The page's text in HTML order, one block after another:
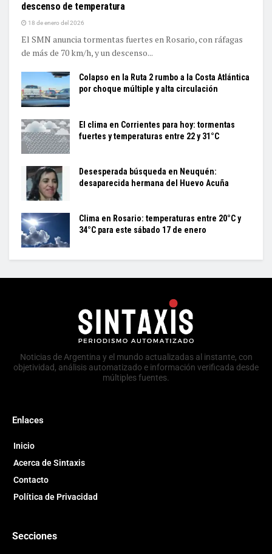
descenso de temperatura
18 de enero del 2026
El SMN anuncia tormentas fuertes en Rosario, con ráfagas
de más de 70 km/h, y un descenso...
Colapso en la Ruta 2 rumbo a la Costa Atlántica
por choque múltiple y alta circulación
El clima en Corrientes para hoy: tormentas
fuertes y temperaturas entre 22 y 31°C
Desesperada búsqueda en Neuquén:
desaparecida hermana del Huevo Acuña
Clima en Rosario: temperaturas entre 20°C y
34°C para este sábado 17 de enero
Noticias de Argentina y el mundo actualizadas al instante, con
objetividad, análisis automatizado e información verificada desde
múltiples fuentes.
Enlaces
Inicio
Acerca de Sintaxis
Contacto
Política de Privacidad
Secciones